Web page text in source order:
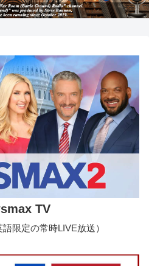
TV
限定の常時LIVE放送）